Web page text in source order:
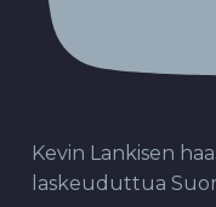
Kevin Lankisen
laskeuduttua